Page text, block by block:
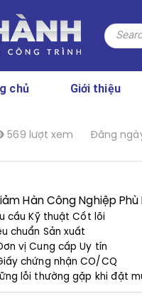
Search
for:
chủ Giới thiệu
569 lượt xem Đăng
Hàn Công Nghiệp
cầu Kỹ thuật Cốt lõi
chuẩn Sản xuất
vị Cung cấp Uy tín
chứng nhận CO/CQ
lỗi thường gặp khi đặt